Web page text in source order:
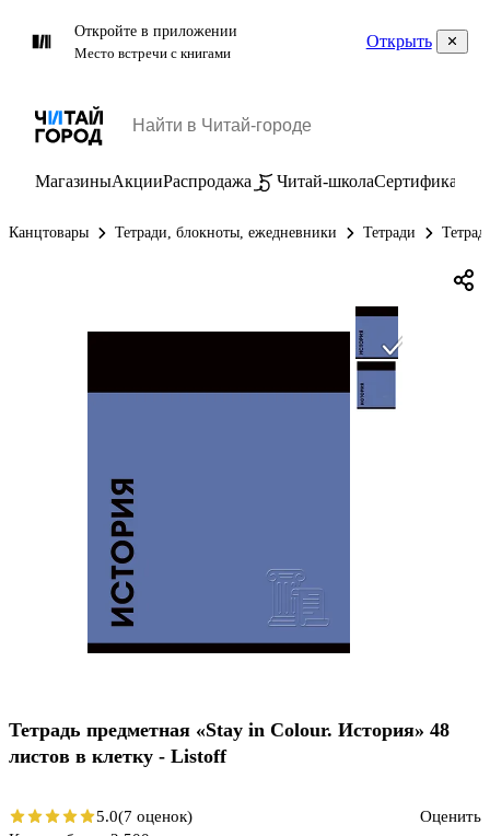
Откройте в приложении
Место встречи с книгами
Открыть
МагазиныАкцииРаспродажа Читай-школаСертификаты
Канцтовары Тетради, блокноты, ежедневники Тетради
Тетрадь предметная «Stay in Colour. История» 48
листов в клетку - Listoff
5.0(7 оценок)
Оценить